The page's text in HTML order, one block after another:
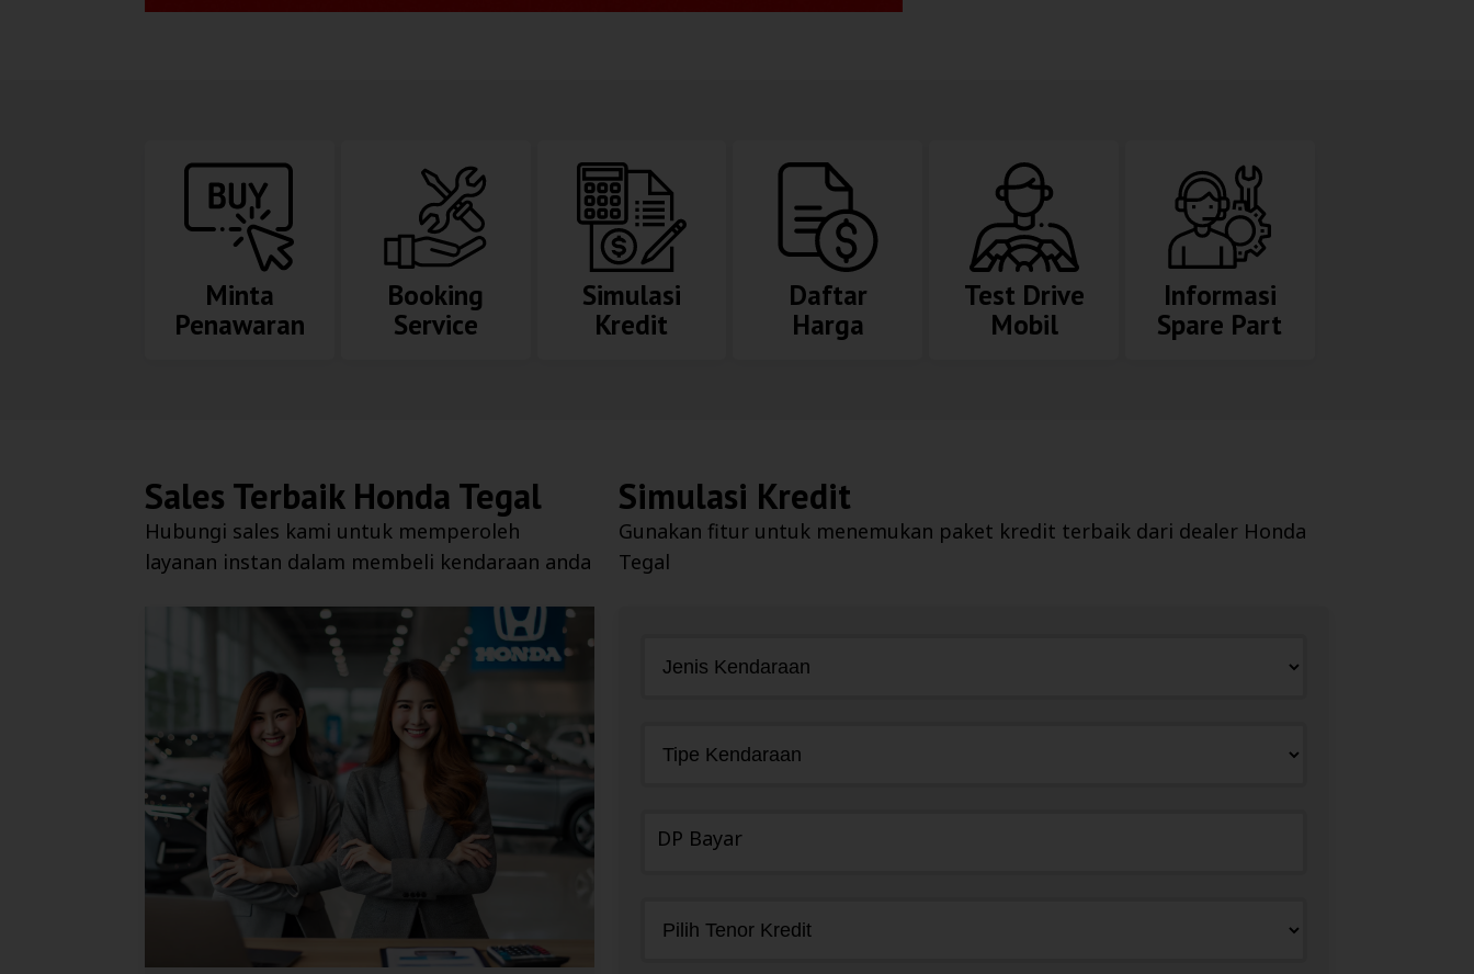
Minta
Penawaran
Booking
Service
Simulasi
Kredit
Daftar
Harga
Test Drive
Mobil
Informasi
Spare Part
Sales Terbaik Honda Tegal
Hubungi sales kami untuk memperoleh
layanan instan dalam membeli kendaraan anda
Simulasi Kredit
Gunakan fitur untuk menemukan paket kredit terbaik dari dealer Honda
Tegal
DP Bayar